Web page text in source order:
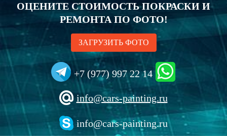
ОЦЕНИТЕ СТОИМОСТЬ ПОКРАСКИ И
РЕМОНТА ПО ФОТО!
ЗАГРУЗИТЬ ФОТО
+7 (977) 997 22 14
info@cars-painting.ru
info@cars-painting.ru